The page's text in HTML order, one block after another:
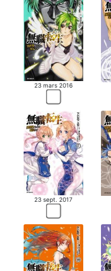
23 mars 2016
23 sept. 2017